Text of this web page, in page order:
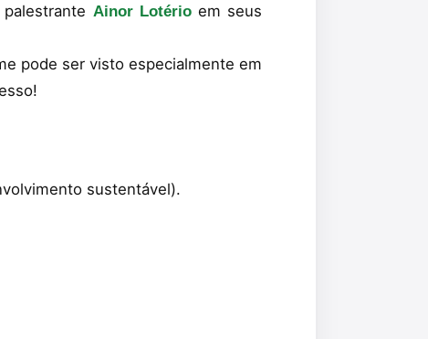
Ainor Lotérioem seus
pode ser visto especialmente em
sustentável).